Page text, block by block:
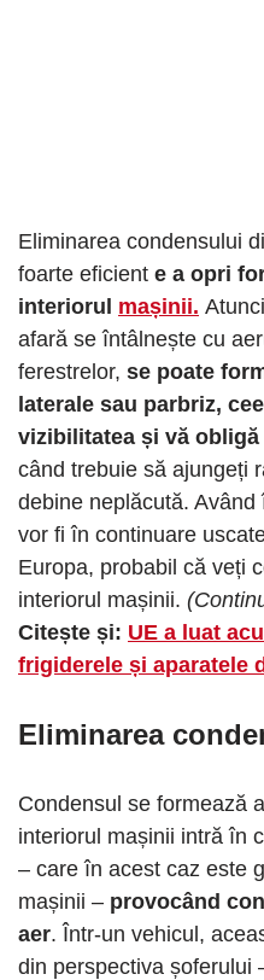
Eliminarea condensului
foarte eficient e a opri
interiorul mașinii.
afară se întâlnește cu
ferestrelor, se poate
laterale sau parbriz,
vizibilitatea și vă
când trebuie să ajungeți
debine neplăcută.
vor fi în continuare
Europa, probabil că veți
interiorul mașinii.
Citește și: UE a luat
frigiderele și aparatele
Eliminarea
Condensul se formează
interiorul mașinii intră în
– care în acest caz este
mașinii – provocând
aer. Într-un vehicul,
din perspectiva șoferului